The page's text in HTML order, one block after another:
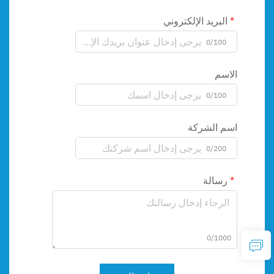
البريد الإلكتروني
0/100
الاسم
0/100
اسم الشركة
0/200
رسالة
0/1000